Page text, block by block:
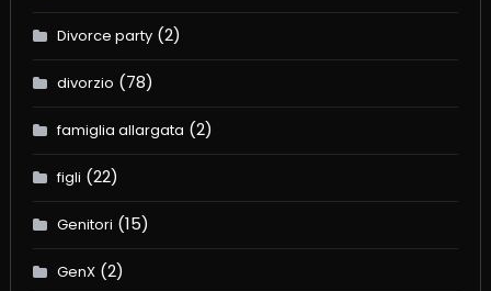
Divorce party(2)
divorzio (78)
famiglia allargata (2)
figli (22)
Genitori (15)
GenX(2)